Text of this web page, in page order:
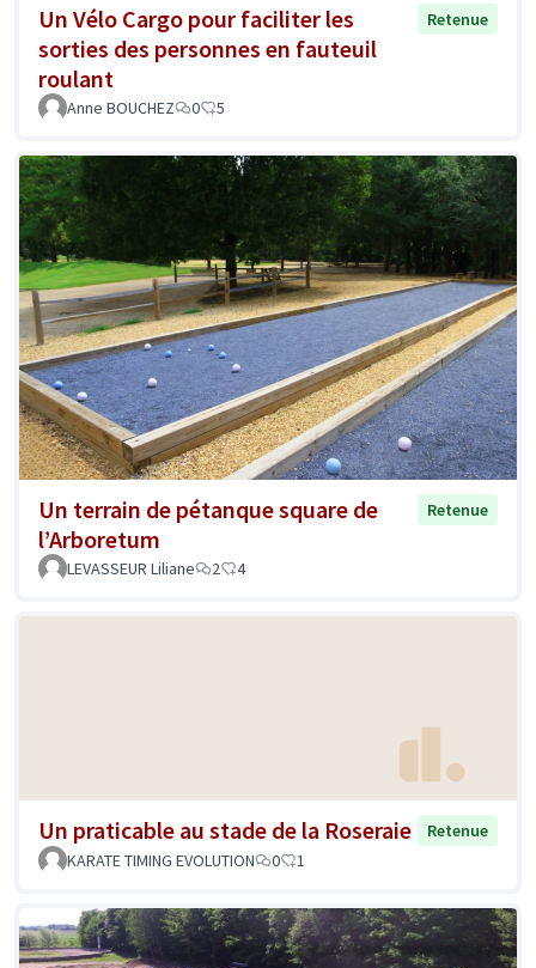
Un Vélo Cargo pour faciliter les
sorties des personnes en fauteuil
roulant
Retenue
Anne BOUCHEZ 0 5
Un terrain de pétanque square de
l’Arboretum
Retenue
LEVASSEUR Liliane 2 4
Un praticable au stade de la Roseraie
Retenue
KARATE TIMING EVOLUTION
0 1